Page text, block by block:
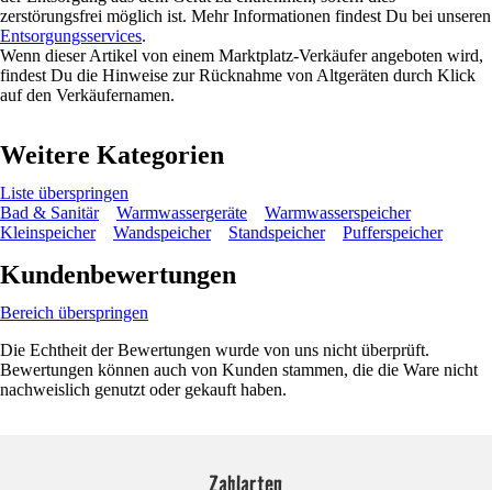
zerstörungsfrei möglich ist. Mehr Informationen findest Du bei unseren
Entsorgungsservices.
Wenn dieser Artikel von einem Marktplatz-Verkäufer angeboten wird,
findest Du die Hinweise zur Rücknahme von Altgeräten durch Klick
auf den Verkäufernamen.
Weitere Kategorien
Liste überspringen
Bad & Sanitär
Warmwassergeräte
Warmwasserspeicher
Kleinspeicher
Wandspeicher Standspeicher Pufferspeicher
Kundenbewertungen
Bereich überspringen
Die Echtheit der Bewertungen wurde von uns nicht überprüft.
Bewertungen können auch von Kunden stammen, die die Ware nicht
nachweislich genutzt oder gekauft haben.
Zahlarten